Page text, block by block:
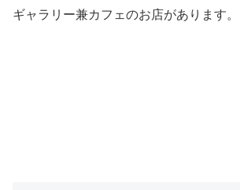
ギャラリー兼カフェのお店があります。